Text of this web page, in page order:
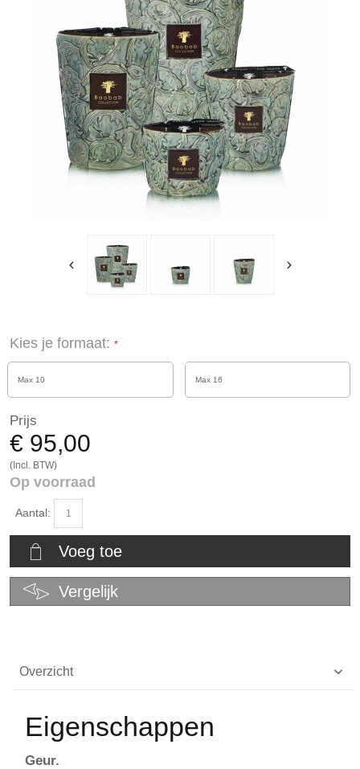
Kies je formaat:
Max 10 Max 16
Prijs
€ 95,00
(Incl. BTW)
Op voorraad
Aantal:
Voeg toe
Vergelijk
Overzicht
Eigenschappen
Geur.